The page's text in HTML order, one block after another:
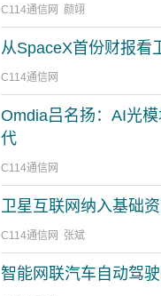
C114通信网 颜翊
从SpaceX首份财报看
C114通信网
Omdia吕名扬：AI光
代
C114通信网
卫星互联网纳入基础
C114通信网 张斌
智能网联汽车自动驾